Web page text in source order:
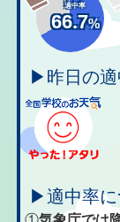
適中率
66.7%
▶昨日の適
▶適中率に